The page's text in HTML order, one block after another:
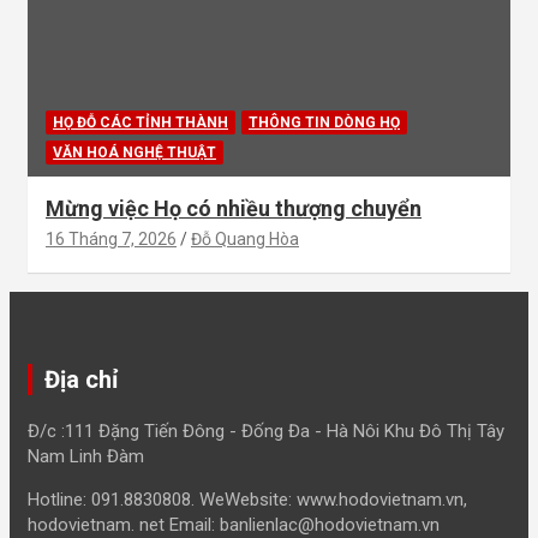
HỌ ĐỖ CÁC TỈNH THÀNH
THÔNG TIN DÒNG HỌ
VĂN HOÁ NGHỆ THUẬT
Mừng việc Họ có nhiều thượng chuyển
16 Tháng 7, 2026 Đỗ Quang Hòa
Địa chỉ
Đ/c :111 Đặng Tiến Đông - Đống Đa - Hà Nôi Khu Đô Thị Tây
Nam Linh Đàm
Hotline: 091.8830808. WeWebsite: www.hodovietnam.vn,
hodovietnam. net Email: banlienlac@hodovietnam.vn